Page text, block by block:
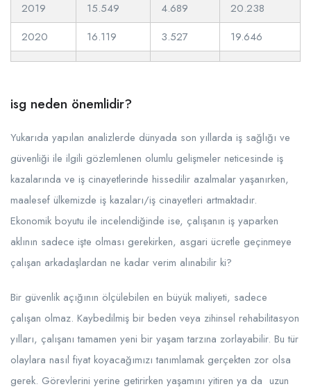
2019
15.549 4.689
20.238
2020
16.119 3.527 19.646
isg neden önemlidir?
Yukarıda yapılan analizlerde dünyada son yıllarda iş sağlığı ve
güvenliği ile ilgili gözlemlenen olumlu gelişmeler neticesinde iş
kazalarında ve iş cinayetlerinde hissedilir azalmalar yaşanırken,
maalesef ülkemizde iş kazaları/iş cinayetleri artmaktadır.
Ekonomik boyutu ile incelendiğinde ise, çalışanın iş yaparken
aklının sadece işte olması gerekirken, asgari ücretle geçinmeye
çalışan arkadaşlardan ne kadar verim alınabilir ki?
Bir güvenlik açığının ölçülebilen en büyük maliyeti, sadece
çalışan olmaz. Kaybedilmiş bir beden veya zihinsel rehabilitasyon
yılları, çalışanı tamamen yeni bir yaşam tarzına zorlayabilir. Bu tür
olaylara nasıl fiyat koyacağımızı tanımlamak gerçekten zor olsa
gerek. Görevlerini yerine getirirken yaşamını yitiren ya da uzun